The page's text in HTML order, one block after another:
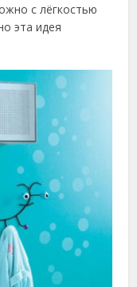
с лёгкостью
эта идея